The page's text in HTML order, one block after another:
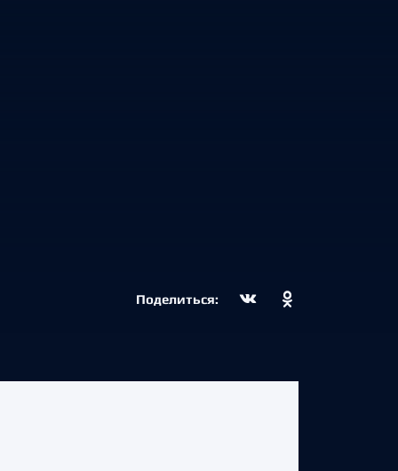
Поделиться: